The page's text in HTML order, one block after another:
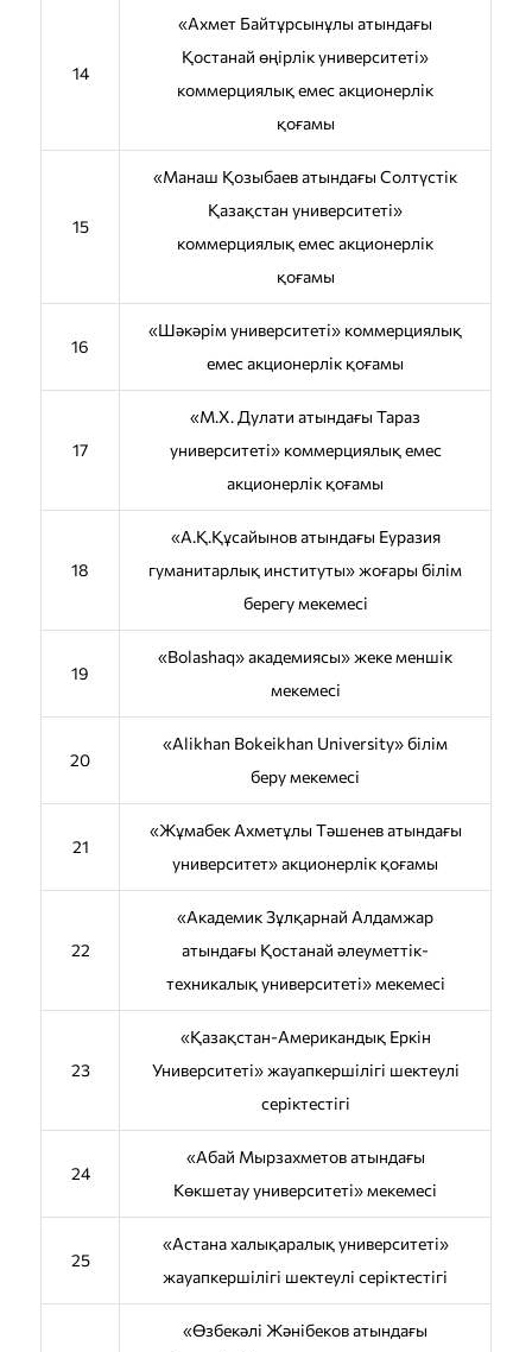
14
«Ахмет Байтұрсынұлы атындағы
Қостанай өңірлік университеті»
коммерциялық емес акционерлік
қоғамы
15
«Манаш Қозыбаев атындағы Солтүстік
Қазақстан университеті»
коммерциялық емес акционерлік
қоғамы
16
«Шәкәрім университеті» коммерциялық
емес акционерлік қоғамы
17
«М.Х. Дулати атындағы Тараз
университеті» коммерциялық емес
акционерлік қоғамы
18
«А.Қ.Құсайынов атындағы Еуразия
гуманитарлық институты» жоғары білім
берегу мекемесі
19
«Bolashaq» академиясы» жеке меншік
мекемесі
20
«Alikhan Bokeikhan University» білім
беру мекемесі
21
«Жұмабек Ахметұлы Тәшенев атындағы
университет» акционерлік қоғамы
22
«Академик Зұлқарнай Алдамжар
атындағы Қостанай әлеуметтік-
техникалық университеті» мекемесі
23
«Қазақстан-Американдық Еркін
Университеті» жауапкершілігі шектеулі
серіктестігі
24
«Абай Мырзахметов атындағы
Көкшетау университеті» мекемесі
25
«Астана халықаралық университеті»
жауапкершілігі шектеулі серіктестігі
«Өзбекәлі Жәнібеков атындағы